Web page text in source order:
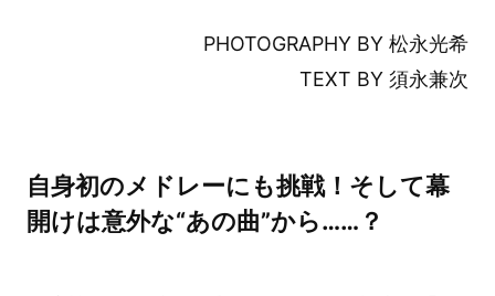
PHOTOGRAPHY BY 松永光希
TEXT BY 須永兼次
自身初のメドレーにも挑戦！そして幕
開けは意外な“あの曲”から……？